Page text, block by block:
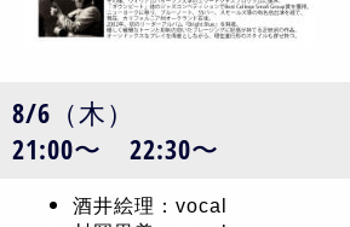
8/6（木）
21:00〜 22:30〜
酒井絵理：vocal